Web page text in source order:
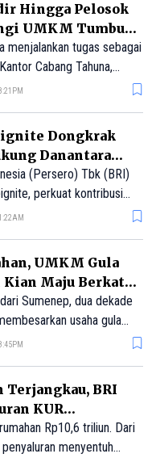
Hingga Pelosok
UMKM Tumbuh
menjalankan tugas sebagai
Cabang Tahuna,
debitur yang tersebar di
Dongkrak
Danantara
(Persero) Tbk (BRI)
perkuat kontribusi
nasional.
UMKM Gula
Kian Maju Berkat
Sumenep, dua dekade
usaha gula
berkat KUR BRI.
Terjangkau, BRI
KUR
Rp10,6 triliun. Dari
menyentuh